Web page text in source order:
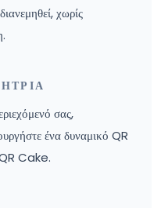
χωρίς
σας,
ένα δυναμικό QR
QR Cake.